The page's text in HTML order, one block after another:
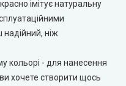
імітує натуральну
ніж
кольорі - для нанесення
хочете створити щось